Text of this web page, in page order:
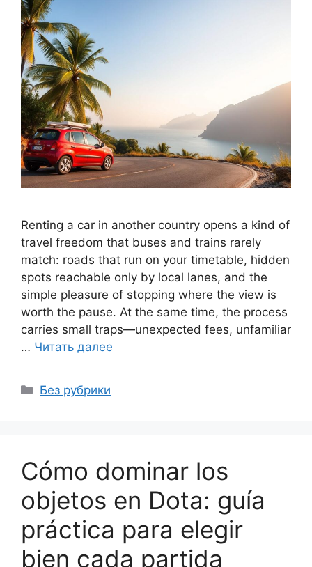
Renting a car in another country opens a kind of
travel freedom that buses and trains rarely
match: roads that run on your timetable, hidden
spots reachable only by local lanes, and the
simple pleasure of stopping where the view is
worth the pause. At the same time, the process
carries small traps—unexpected fees, unfamiliar
… Читать далее
Рубрики
Без рубрики
Cómo dominar los
objetos en Dota: guía
práctica para elegir
bien cada partida